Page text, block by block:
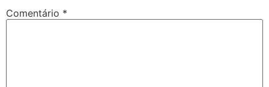
Comentário *